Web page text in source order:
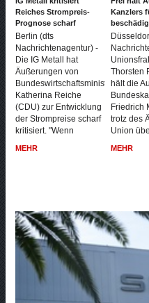
Reiches Strompreis-
Prognose scharf
Berlin (dts
Nachrichtenagentur) -
Die IG Metall hat
Äußerungen von
Bundeswirtschaftsministerin
Katherina Reiche
(CDU) zur Entwicklung
der Strompreise scharf
kritisiert. "Wenn
MEHR
Kanzlers
Thorsten
hält die
Friedrich
trotz des
Union
MEHR